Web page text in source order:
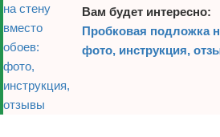
Вам будет интересно:
Пробковая подложка
фото, инструкция,